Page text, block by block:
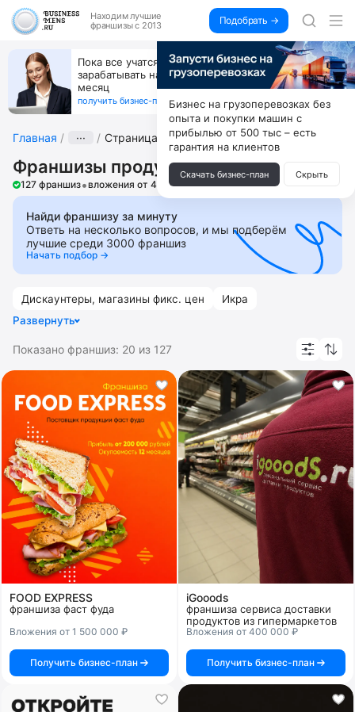
Находим лучшие
франшизы с 2013
Подобрать →
Пока все учатся пользоваться ИИ, вы можете
зарабатывать на их обучении по 500 тыс. каждый
месяц
получить бизнес-план ↓
Главная ··· Страница 2
Франшизы продуктовых магазинов
127 франшиз•вложения от 49 000 ₽
Найди франшизу за минуту
Ответь на несколько вопросов, и мы подберём
лучшие среди 3000 франшиз
Начать подбор →
Дискаунтеры, магазины фикс. цен
Икра
Колбасные магазины
Развернуть
Показано франшиз: 20 из 127
FOOD EXPRESS
франшиза фаст фуда
Вложения от 1 500 000 ₽
Получить бизнес-план
iGooods
франшиза сервиса доставки
продуктов из гипермаркетов
Вложения от 400 000 ₽
Получить бизнес-план
Бизнес на грузоперевозках без
опыта и покупки машин с
прибылью от 500 тыс – есть
гарантия на клиентов
Скачать бизнес-план Скрыть